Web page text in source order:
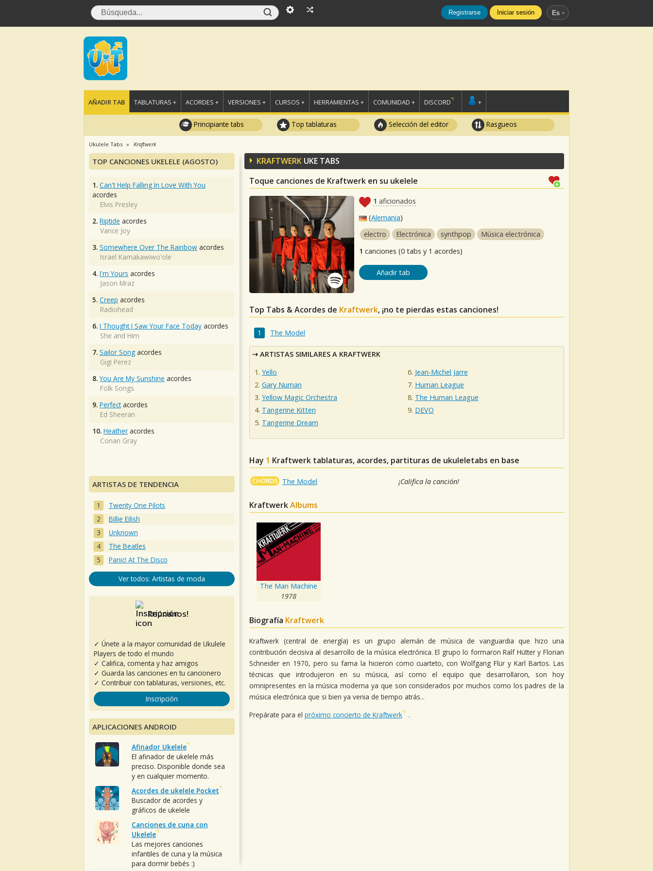
Registrarse Iniciar sesión Es
AÑADIR TAB TABLATURAS + ACORDES + VERSIONES + CURSOS + HERRAMIENTAS + COMUNIDAD + DISCORD +
Principiante tabs Top tablaturas Selección del editor Rasgueos
Ukulele Tabs Kraftwerk
KRAFTWERK UKE TABS
Toque canciones de Kraftwerk en su ukelele
1 aficionados
(Alemania)
electro
Electrónica synthpop
Música electrónica
1 canciones (0 tabs y 1 acordes)
Añadir tab
Top Tabs & Acordes de Kraftwerk, ¡no te pierdas estas canciones!
The Model
ARTISTAS SIMILARES A KRAFTWERK
Yello
Gary Numan
Yellow Magic Orchestra
Tangerine Kitten
Tangerine Dream
Jean-Michel Jarre
Human League
The Human League
DEVO
Hay 1 Kraftwerk tablaturas, acordes, partituras de ukuleletabs en base
CHORDS The Model ¡Califica la canción!
KraftwerkAlbums
The Man Machine
1978
Biografía Kraftwerk
Kraftwerk (central de energía) es un grupo alemán de música de vanguardia que hizo una
contribución decisiva al desarrollo de la música electrónica. El grupo lo formaron Ralf Hütter y Florian
Schneider en 1970, pero su fama la hicieron como cuarteto, con Wolfgang Flür y Karl Bartos. Las
técnicas que introdujeron en su música, así como el equipo que desarrollaron, son hoy
omnipresentes en la música moderna ya que son considerados por muchos como los padres de la
música electrónica que si bien ya venia de tiempo atrás...
Prepárate para el próximo concierto de Kraftwerk .
TOP CANCIONES UKELELE (AGOSTO)
1. Can't Help Falling In Love With You
acordes
Elvis Presley
2. Riptide acordes
Vance Joy
3. Somewhere Over The Rainbow acordes
Israel Kamakawiwo'ole
4. I'm Yours acordes
Jason Mraz
5. Creep acordes
Radiohead
6. I Thought I Saw Your Face Today acordes
She and Him
7. Sailor Song acordes
Gigi Perez
8. You Are My Sunshine acordes
Folk Songs
9. Perfectacordes
Ed Sheeran
10. Heather acordes
Conan Gray
ARTISTAS DE TENDENCIA
Twenty One Pilots
Billie Eilish
Unknown
The Beatles
Panic! At The Disco
Ver todos: Artistas de moda
Reúnanos!
✓ Únete a la mayor comunidad de Ukulele
Players de todo el mundo
✓ Califica, comenta y haz amigos
✓ Guarda las canciones en tu cancionero
✓ Contribuir con tablaturas, versiones, etc.
Inscripción
APLICACIONES ANDROID
Afinador Ukelele
El afinador de ukelele más
preciso. Disponible donde sea
y en cualquier momento.
Acordes de ukelele Pocket
Buscador de acordes y
gráficos de ukelele
Canciones de cuna con
Ukelele
Las mejores canciones
infantiles de cuna y la música
para dormir bebés :)